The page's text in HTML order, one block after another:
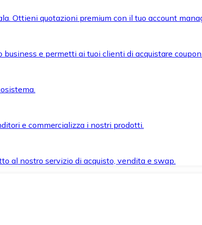
Ottieni quotazioni premium con il tuo account
business e permetti ai tuoi clienti di acquistare
e commercializza i nostri prodotti.
al nostro servizio di acquisto, vendita e swap.